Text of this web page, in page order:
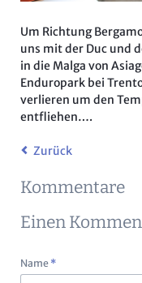
Um Richtung
uns mit der Duc und
in die Malga von
Enduropark bei
verlieren um den
entfliehen….
Zurück
Kommentare
Einen
Pflichtfeld
Name *